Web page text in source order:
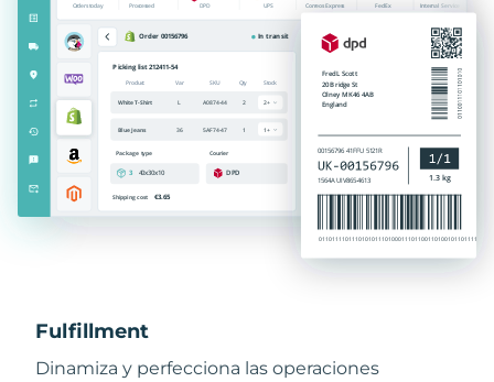
Fulfillment
Dinamiza y perfecciona las operaciones